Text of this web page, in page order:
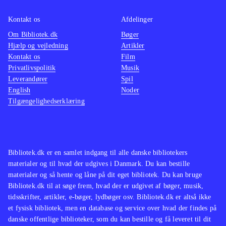
præcist. Grafikken er i den, for Just
dance fans, så kendte neon-agtige
stil.
Der er som sådan ikke rigtig noget
nyt i Just dance - greatest hits - så
har man spillet nogle af de tidligere
Just dance spil, eller andre dansespil
udbuddet af sangene, der afgør
spillets popularitet og ikke så meget
om der er flot grafik eller nye
features. Derfor må man sige, at Just
dance - greatest hits, med de mange
Bibliotek.dk er en samlet indgang til alle danske bibliotekers
materialer og til hvad der udgives i Danmark. Du kan bestille
materialer og så hente og låne på dit eget bibliotek. Du kan bruge
Bibliotek.dk til at søge frem, hvad der er udgivet af bøger, musik,
tidsskrifter, artikler, e-bøger, lydbøger osv. Bibliotek.dk er altså ikke
et fysisk bibliotek, men en database og service over hvad der findes på
danske offentlige biblioteker, som du kan bestille og få leveret til dit
Kontakt os
Om Bibliotek.dk
Hjælp og vejledning
Kontakt os
Privatlivspolitik
Leverandører
English
Tilgængelighedserklæring
Afdelinger
Bøger
Artikler
Film
Musik
Spil
Noder